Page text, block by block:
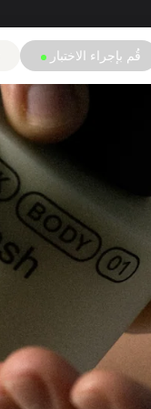
قُم بإجراء الاختبار